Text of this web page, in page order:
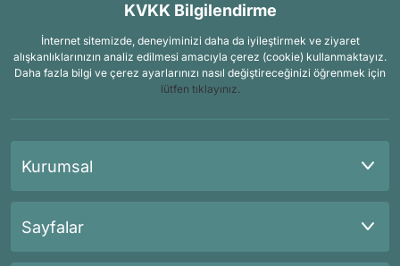
KVKK Bilgilendirme
İnternet sitemizde, deneyiminizi daha da iyileştirmek ve ziyaret
alışkanlıklarınızın analiz edilmesi amacıyla çerez (cookie) kullanmaktayız.
Daha fazla bilgi ve çerez ayarlarınızı nasıl değiştireceğinizi öğrenmek için
lütfen tıklayınız.
Kurumsal
Sayfalar